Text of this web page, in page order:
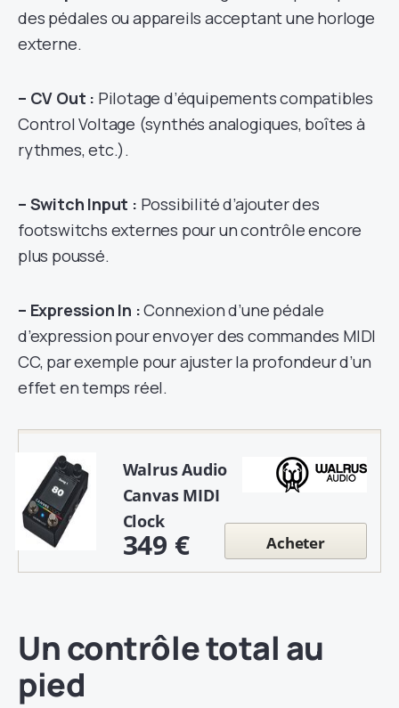
des pédales ou appareils acceptant une horloge
externe.
– CV Out : Pilotage d’équipements compatibles
Control Voltage (synthés analogiques, boîtes à
rythmes, etc.).
– Switch Input : Possibilité d’ajouter des
footswitchs externes pour un contrôle encore
plus poussé.
– Expression In :Connexion d’une pédale
d’expression pour envoyer des commandes MIDI
CC, par exemple pour ajuster la profondeur d’un
effet en temps réel.
Walrus Audio
Canvas MIDI
Clock
349 € Acheter
Un contrôle total au
pied